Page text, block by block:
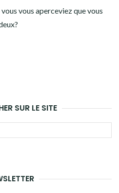
vous aperceviez que vous
SUR LE SITE